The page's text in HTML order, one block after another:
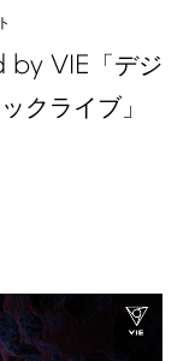
by VIE 「デジ
クライブ」